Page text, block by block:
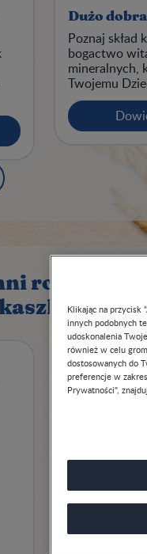
Dużo
Poznaj skład
bogactwo
mineralnych,
Twojemu
rodzice
Paweł
Klikając na przycisk
innych podobnych
udoskonalenia
również w celu
dostosowanych do
preferencje w
Prywatności",